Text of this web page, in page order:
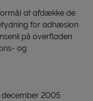
at afdække de
for adhæsion
på overfladen
og
december 2005